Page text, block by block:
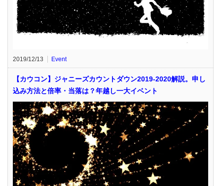
2019/12/13 Event
【カウコン】ジャニーズカウントダウン2019-2020解説。申し
込み方法と倍率・当落は？年越し一大イベント